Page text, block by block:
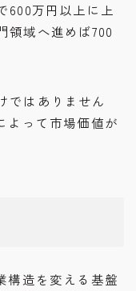
600万円以上に上
領域へ進めば700
ではありません
よって市場価値が
構造を変える基盤